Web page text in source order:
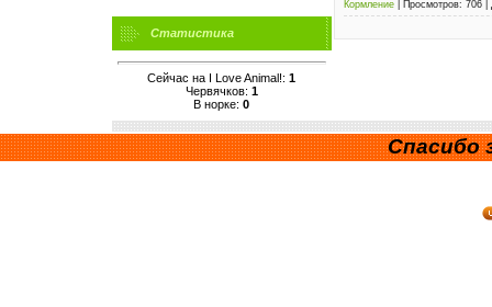
Статистика
Сейчас на I Love Animal!: 1
Червячков: 1
В норке: 0
Кормление| Просмотров: 706|
Спасибо